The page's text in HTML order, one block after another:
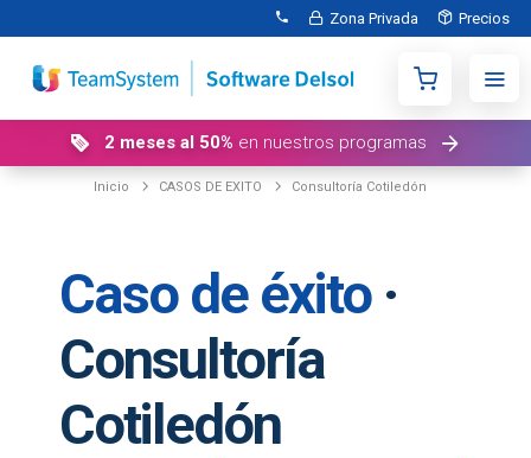
Zona Privada Precios
2 meses al 50% en nuestros programas
Inicio CASOS DE EXITO Consultoría Cotiledón
Caso de éxito ·
Consultoría
Cotiledón